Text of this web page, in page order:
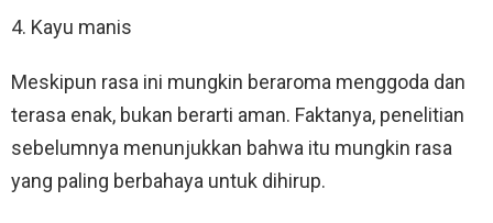
4. Kayu manis
Meskipun rasa ini mungkin beraroma menggoda dan
terasa enak, bukan berarti aman. Faktanya, penelitian
sebelumnya menunjukkan bahwa itu mungkin rasa
yang paling berbahaya untuk dihirup.